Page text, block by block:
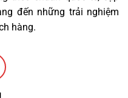
đến những trải nghiệm
hàng.